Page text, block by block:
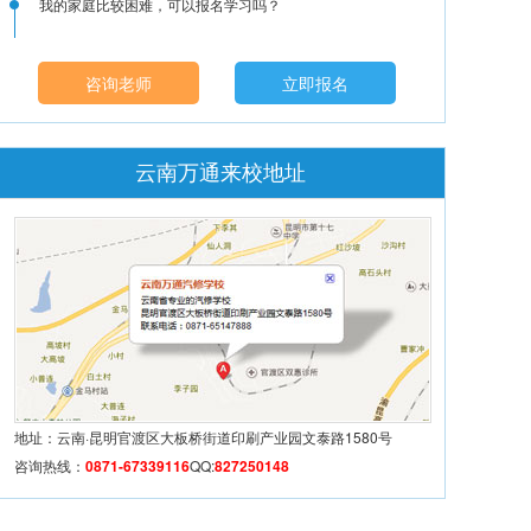
我的家庭比较困难，可以报名学习吗？
咨询老师 立即报名
云南万通来校地址
地址：云南·昆明官渡区大板桥街道印刷产业园文泰路1580号
咨询热线： 0871-67339116QQ:827250148